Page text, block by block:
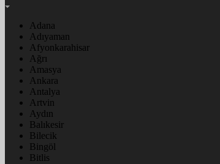
Adana
Adıyaman
Afyonkarahisar
Ağrı
Amasya
Ankara
Antalya
Artvin
Aydın
Balıkesir
Bilecik
Bingöl
Bitlis